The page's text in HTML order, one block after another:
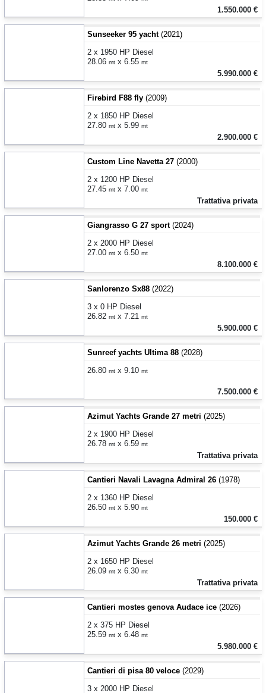
1.550.000 €
Sunseeker 95 yacht(2021)
2 x 1950 HP Diesel
28.06 mt x 6.55 mt
5.990.000 €
Firebird F88 fly (2009)
2 x 1850 HP Diesel
27.80 mt x 5.99 mt
2.900.000 €
Custom Line Navetta 27 (2000)
2 x 1200 HP Diesel
27.45 mt x 7.00 mt
Trattativa privata
Giangrasso G 27 sport(2024)
2 x 2000 HP Diesel
27.00 mt x 6.50 mt
8.100.000 €
Sanlorenzo Sx88 (2022)
3 x 0 HP Diesel
26.82 mt x 7.21 mt
5.900.000 €
Sunreef yachts Ultima 88 (2028)
26.80 mt x 9.10 mt
7.500.000 €
Azimut Yachts Grande 27 metri (2025)
2 x 1900 HP Diesel
26.78 mt x 6.59 mt
Trattativa privata
Cantieri Navali Lavagna Admiral 26 (1978)
2 x 1360 HP Diesel
26.50 mt x 5.90 mt
150.000 €
Azimut Yachts Grande 26 metri (2025)
2 x 1650 HP Diesel
26.09 mt x 6.30 mt
Trattativa privata
Cantieri mostes genova Audace ice (2026)
2 x 375 HP Diesel
25.59 mt x 6.48 mt
5.980.000 €
Cantieri di pisa 80 veloce (2029)
3 x 2000 HP Diesel